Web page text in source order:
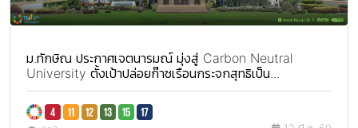
ม.ทักษิณ ประกาศเจตนารมณ์ มุ่งสู่ Carbon Neutral
University ตั้งเป้าปล่อยก๊าซเรือนกระจกสุทธิเป็น...